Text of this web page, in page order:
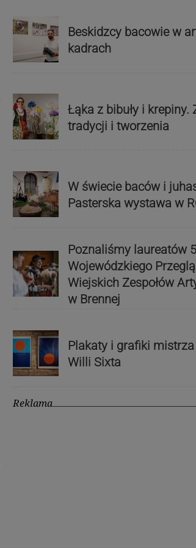
Beskidzcy bacowie w
kadrach
Łąka z bibuły i krepiny.
tradycji i tworzenia
W świecie baców i
Pasterska wystawa w
Poznaliśmy laureatów
Wojewódzkiego
Wiejskich Zespołów
w Brennej
Plakaty i grafiki
Willi Sixta
Reklama